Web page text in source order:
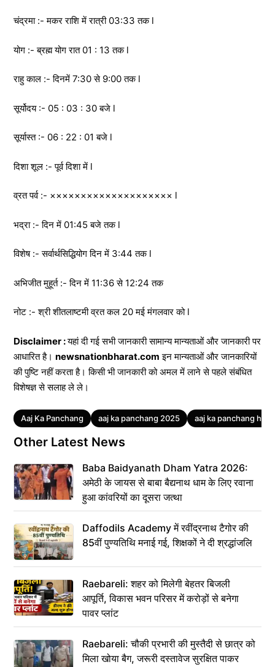
चंद्रमा :- मकर राशि में रात्री 03:33 तक l
योग :- ब्रह्म योग रात 01 : 13 तक l
राहु काल :- दिनमें 7:30 से 9:00 तक l
सूर्योदय :- 05 : 03 : 30 बजे l
सूर्यास्त :- 06 : 22 : 01 बजे l
दिशा शूल :- पूर्व दिशा में l
व्रत पर्व :- ×××××××××××××××××××× l
भद्रा :- दिन में 01:45 बजे तक l
विशेष :- सर्वार्थसिद्धियोग दिन में 3:44 तक l
अभिजीत मुहूर्त :- दिन में 11:36 से 12:24 तक
नोट :- श्री शीतलाष्टमी व्रत कल 20 मई मंगलवार को l
Disclaimer :यहां दी गई सभी जानकारी सामान्य मान्यताओं और जानकारी पर
आधारित है। newsnationbharat.com इन मान्यताओं और जानकारियों
की पुष्टि नहीं करता है। किसी भी जानकारी को अमल में लाने से पहले संबंधित
विशेषज्ञ से सलाह ले ले।
Tags
Aaj Ka Panchang aaj ka panchang 2025 aaj ka panchang hindi
Other Latest News
Baba Baidyanath Dham Yatra 2026:
अमेठी के जायस से बाबा बैद्यनाथ धाम के लिए रवाना
हुआ कांवरियों का दूसरा जत्था
Daffodils Academy में रवींद्रनाथ टैगोर की
85वीं पुण्यतिथि मनाई गई, शिक्षकों ने दी श्रद्धांजलि
Raebareli: शहर को मिलेगी बेहतर बिजली
आपूर्ति, विकास भवन परिसर में करोड़ों से बनेगा
पावर प्लांट
Raebareli: चौकी प्रभारी की मुस्तैदी से छात्र को
मिला खोया बैग, जरूरी दस्तावेज सुरक्षित पाकर